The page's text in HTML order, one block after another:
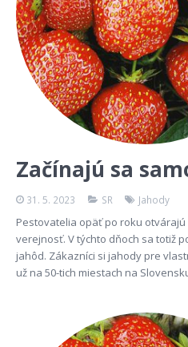
Začínajú sa
31. 5. 2023 SR Jahody
Pestovatelia opäť po roku
verejnosť. V týchto dňoch sa totiž
jahôd. Zákazníci si jahody pre
už na 50-tich miestach na